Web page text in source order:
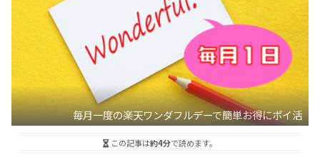
毎月一度の楽天ワンダフルデーで簡単お得にポイ活
この記事は約4分で読めます。